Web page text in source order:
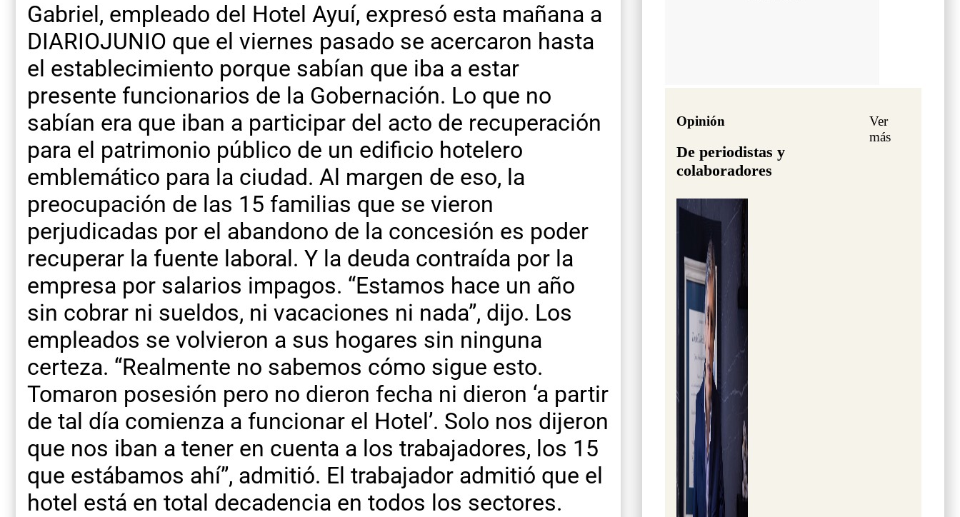
Gabriel, empleado del Hotel Ayuí, expresó esta mañana a
DIARIOJUNIO que el viernes pasado se acercaron hasta
el establecimiento porque sabían que iba a estar
presente funcionarios de la Gobernación. Lo que no
sabían era que iban a participar del acto de recuperación
para el patrimonio público de un edificio hotelero
emblemático para la ciudad. Al margen de eso, la
preocupación de las 15 familias que se vieron
perjudicadas por el abandono de la concesión es poder
recuperar la fuente laboral. Y la deuda contraída por la
empresa por salarios impagos. “Estamos hace un año
sin cobrar ni sueldos, ni vacaciones ni nada”, dijo. Los
empleados se volvieron a sus hogares sin ninguna
certeza. “Realmente no sabemos cómo sigue esto.
Tomaron posesión pero no dieron fecha ni dieron ‘a partir
de tal día comienza a funcionar el Hotel’. Solo nos dijeron
que nos iban a tener en cuenta a los trabajadores, los 15
que estábamos ahí”, admitió. El trabajador admitió que el
hotel está en total decadencia en todos los sectores.
Opinión
De periodistas y
colaboradores
Ver
más